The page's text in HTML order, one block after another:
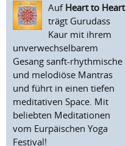
Auf Heart to Heart
trägt Gurudass
Kaur mit ihrem
unverwechselbarem
Gesang sanft-rhythmische
und melodiöse Mantras
und führt in einen tiefen
meditativen Space. Mit
beliebten Meditationen
vom Eurpäischen Yoga
Festival!